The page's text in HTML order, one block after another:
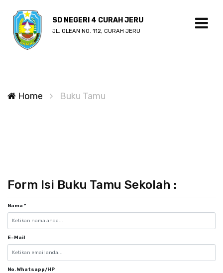
SD NEGERI 4 CURAH JERU
JL. OLEAN NO. 112, CURAH JERU
Home Buku Tamu
Form Isi Buku Tamu Sekolah :
Nama *
E-Mail
No. Whatsapp/HP